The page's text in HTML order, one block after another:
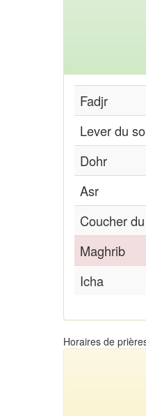
Fadjr
Lever du
Dohr
Asr
Coucher
Maghrib
Icha
Horaires de